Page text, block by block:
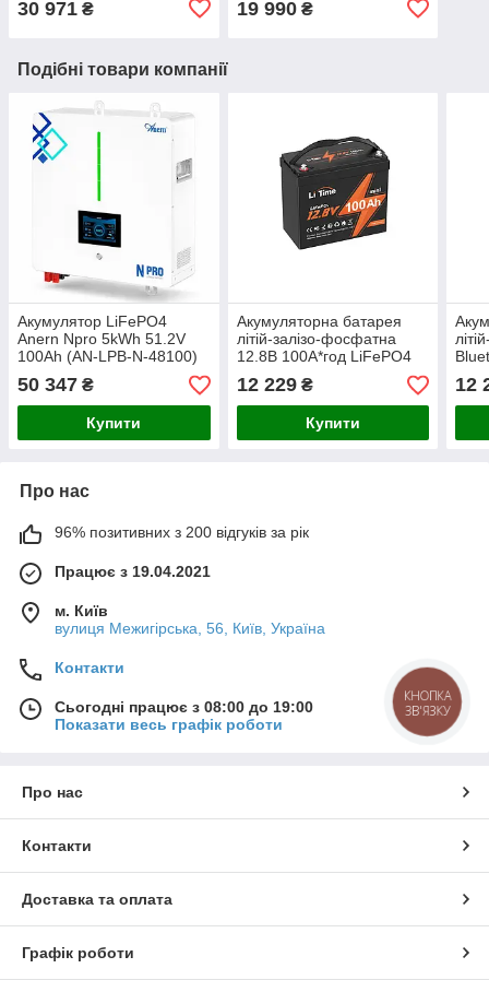
30 971 ₴ 19 990₴
Подібні товари компанії
Акумулятор LiFePO4
Anern Npro 5kWh 51.2V
100Ah (AN-LPB-N-48100)
50 347 ₴
Купити
Акумуляторна батарея
літій-залізо-фосфатна
12.8В 100А*год LiFePO4
LiTime Mini L12V100-100-
MINI-16-A60
12 229₴
Купити
BT-
12
Про нас
96% позитивних з 200 відгуків за рік
Працює з 19.04.2021
м. Київ
вулиця Межигірська, 56, Київ, Україна
Контакти
Сьогодні працює з 08:00 до 19:00
Показати весь графік роботи
Про нас
Контакти
Доставка та оплата
Графік роботи
КНОПКА
ЗВ'ЯЗКУ